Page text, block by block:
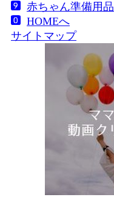
赤ちゃん準備用品
HOMEへ
サイトマップ